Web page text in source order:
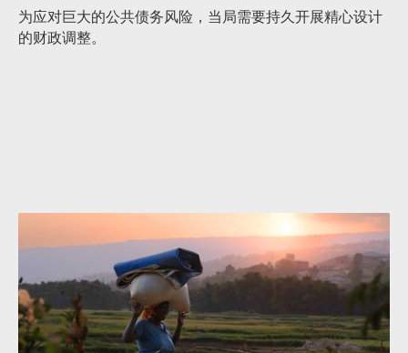
为应对巨大的公共债务风险，当局需要持久开展精心设计
的财政调整。